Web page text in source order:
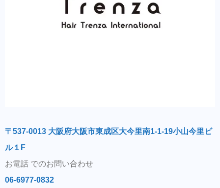
〒537-0013 大阪府大阪市東成区大今里南1-1-19小山今里ビ
ル１F
お電話 でのお問い合わせ
06-6977-0832